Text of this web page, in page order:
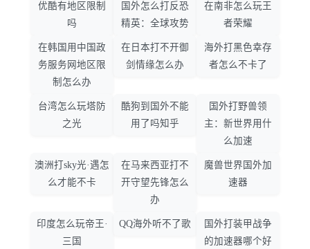
优酷有地区限制
吗
国外怎么打反恐
精英：全球攻势
在南非怎么玩王
者荣耀
在韩国用中国政
务服务网地区限
制怎么办
在日本打不开御
剑情缘怎么办
海外打黑色幸存
者怎么不卡了
台湾怎么玩塔防
之光
酷狗到国外不能
用了吗知乎
国外打野兽领
主：新世界用什
么加速
澳洲打sky光·遇怎
么才能不卡
在马来西亚打不
开守望先锋怎么
办
魔兽世界国外加
速器
印度怎么玩帝王·
三国
QQ海外听不了歌
国外打装甲战争
的加速器哪个好